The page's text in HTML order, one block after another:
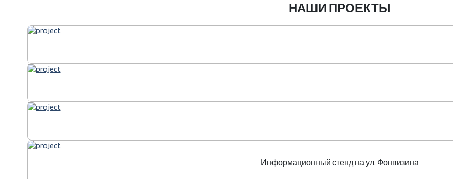
НАШИ ПРОЕКТЫ
Информационный стенд на ул. Фонвизина